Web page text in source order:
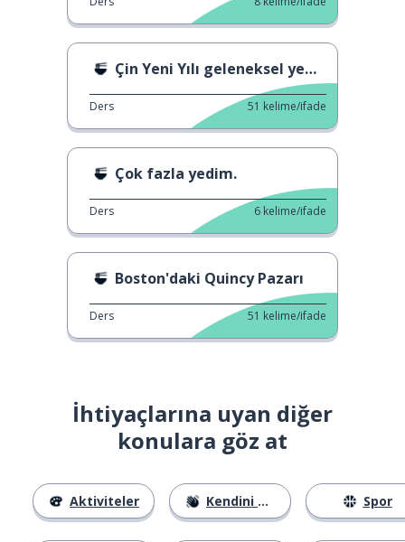
Çin Yeni Yılı geleneksel yemeği 1
Ders 51 kelime/ifade
Çok fazla yedim.
Ders 6 kelime/ifade
Boston'daki Quincy Pazarı
Ders 51 kelime/ifade
İhtiyaçlarına uyan diğer
konulara göz at
Aktiviteler Kendini Tanıtma Spor